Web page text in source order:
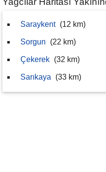
Saraykent (12 km)
Sorgun (22 km)
Çekerek (32 km)
Sarıkaya (33 km)